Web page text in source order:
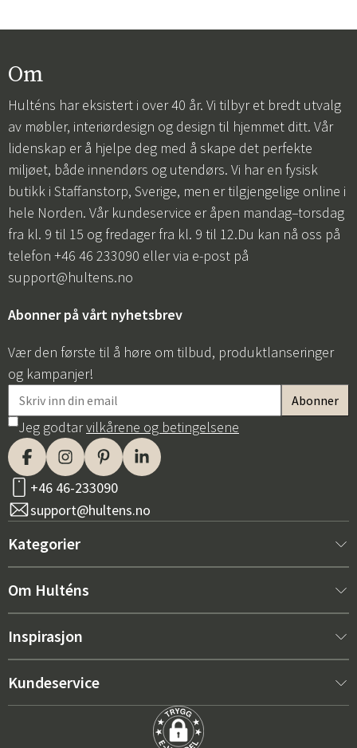
Om
Hulténs har eksistert i over 40 år. Vi tilbyr et bredt utvalg
av møbler, interiørdesign og design til hjemmet ditt. Vår
lidenskap er å hjelpe deg med å skape det perfekte
miljøet, både innendørs og utendørs. Vi har en fysisk
butikk i Staffanstorp, Sverige, men er tilgjengelige online i
hele Norden. Vår kundeservice er åpen mandag–torsdag
fra kl. 9 til 15 og fredager fra kl. 9 til 12.Du kan nå oss på
telefon +46 46 233090 eller via e-post på
support@hultens.no
Abonner på vårt nyhetsbrev
Vær den første til å høre om tilbud, produktlanseringer
og kampanjer!
Jeg godtarvilkårene og betingelsene
+46 46-233090
support@hultens.no
Kategorier
Nytt hos oss
Innredning
Om Hulténs
Om Hulténs
Salgsavdeling
Inspirasjon
Bestselger
Kundeservice